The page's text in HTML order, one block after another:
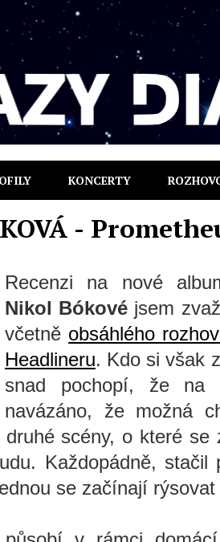
KONCERTY
-
Recenzi na nové
Nikol Bókové jsem
včetně obsáhlého
Headlineru. Kdo si však
snad pochopí, že na
navázáno, že možná
druhé scény, o které
Každopádně,
se začínají